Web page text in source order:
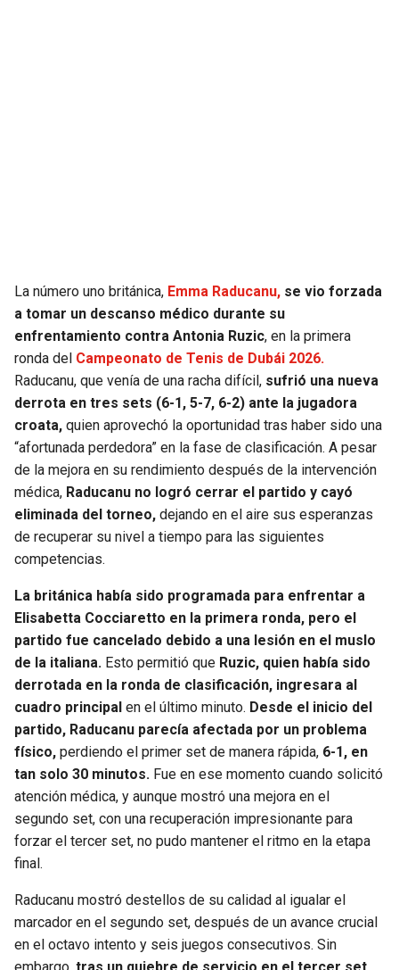
La número uno británica, Emma Raducanu, se vio forzada
a tomar un descanso médico durante su
enfrentamiento contra Antonia Ruzic, en la primera
ronda del Campeonato de Tenis de Dubái 2026.
Raducanu, que venía de una racha difícil, sufrió una nueva
derrota en tres sets (6-1, 5-7, 6-2) ante la jugadora
croata, quien aprovechó la oportunidad tras haber sido una
“afortunada perdedora” en la fase de clasificación. A pesar
de la mejora en su rendimiento después de la intervención
médica, Raducanu no logró cerrar el partido y cayó
eliminada del torneo, dejando en el aire sus esperanzas
de recuperar su nivel a tiempo para las siguientes
competencias.
La británica había sido programada para enfrentar a
Elisabetta Cocciaretto en la primera ronda, pero el
partido fue cancelado debido a una lesión en el muslo
de la italiana. Esto permitió que Ruzic, quien había sido
derrotada en la ronda de clasificación, ingresara al
cuadro principal en el último minuto. Desde el inicio del
partido, Raducanu parecía afectada por un problema
físico, perdiendo el primer set de manera rápida, 6-1, en
tan solo 30 minutos. Fue en ese momento cuando solicitó
atención médica, y aunque mostró una mejora en el
segundo set, con una recuperación impresionante para
forzar el tercer set, no pudo mantener el ritmo en la etapa
final.
Raducanu mostró destellos de su calidad al igualar el
marcador en el segundo set, después de un avance crucial
en el octavo intento y seis juegos consecutivos. Sin